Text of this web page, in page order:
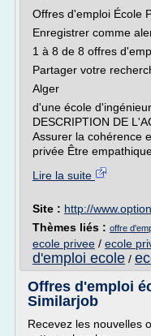
Offres d'emploi École
Enregistrer comme
1 à 8 de 8 offres
Partager votre
Alger
d'une école
DESCRIPTION DE
Assurer la cohérence
privée Être
Lire la suite
Site : http://
Thèmes liés : offre
ecole privee / ecole
d'emploi ecole /
Offres d'emploi
Similarjob
Recevez les nouvelles